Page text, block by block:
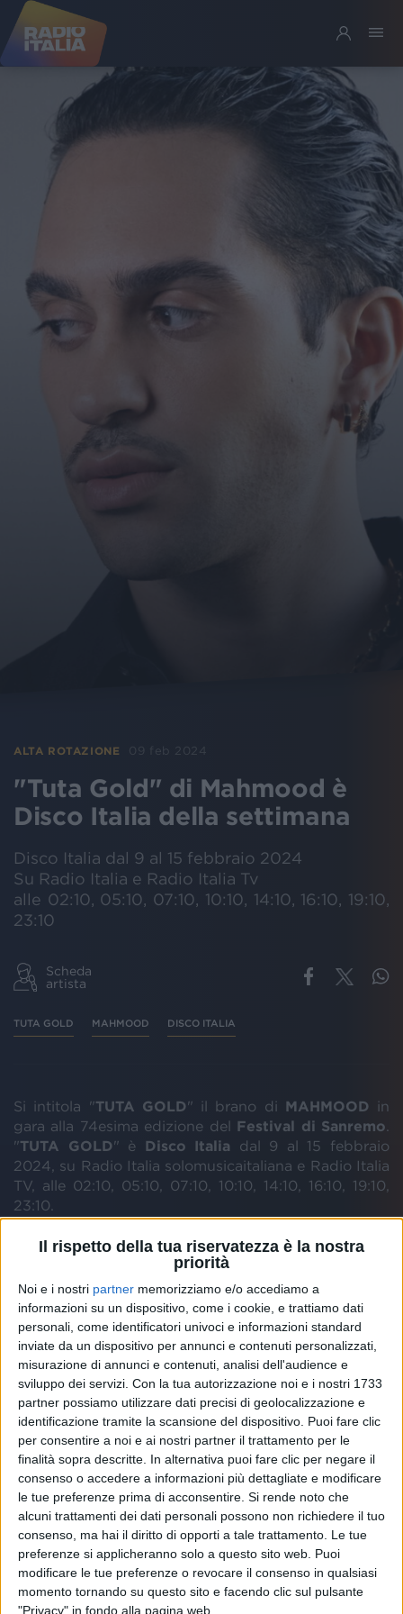
Il rispetto della tua riservatezza è la nostra
priorità
Noi e i nostri partner memorizziamo e/o accediamo a
informazioni su un dispositivo, come i cookie, e trattiamo dati
personali, come identificatori univoci e informazioni standard
inviate da un dispositivo per annunci e contenuti personalizzati,
misurazione di annunci e contenuti, analisi dell'audience e
sviluppo dei servizi. Con la tua autorizzazione noi e i nostri 1733
partner possiamo utilizzare dati precisi di geolocalizzazione e
identificazione tramite la scansione del dispositivo. Puoi fare clic
per consentire a noi e ai nostri partner il trattamento per le
finalità sopra descritte. In alternativa puoi fare clic per negare il
consenso o accedere a informazioni più dettagliate e modificare
le tue preferenze prima di acconsentire. Si rende noto che
alcuni trattamenti dei dati personali possono non richiedere il tuo
consenso, ma hai il diritto di opporti a tale trattamento. Le tue
preferenze si applicheranno solo a questo sito web. Puoi
modificare le tue preferenze o revocare il consenso in qualsiasi
momento tornando su questo sito e facendo clic sul pulsante
"Privacy" in fondo alla pagina web.
ALTA ROTAZIONE 09 feb 2024
"Tuta Gold" di Mahmood è
Disco Italia della settimana
Disco Italia dal 9 al 15 febbraio 2024
Su Radio Italia e Radio Italia Tv
alle 02:10, 05:10, 07:10, 10:10, 14:10, 16:10, 19:10,
23:10
Scheda
artista
TUTA GOLD MAHMOOD DISCO ITALIA
Si intitola "TUTA GOLD" il brano di MAHMOOD in
gara alla 74esima edizione del Festival di Sanremo
"TUTA GOLD" è Disco Italia dal 9 al 15 febbraio
2024, su Radio Italia solomusicaitaliana e Radio Italia
TV, alle 02:10, 05:10, 07:10, 10:10, 14:10, 16:10, 19:10,
23:10.
L’artista ha recentemente annunciato le prime date
SUMMER TOUR 2024, che lo vedrà protagonista
dei festival estivi italiani dal 19 luglio, non prima di
aver attraversato tutta Europa con il suoEUROPEAN
TOUR, in partenza il 4 aprile, che si chiuderà con due
date in Italia, al Fabrique di Milano, previste per il 17
(sold out) e 18 maggio.
Scritta e composta daMahmoode Jacopo Angelo
Ettorre - con la presenza alla composizione anche di
Francesco Catitti - e prodotta da Madfingerz e
Katoo, “TUTA GOLD” è il brano che ben rappresenta
il nucleo del nuovo album “NEI LETTI DEGLI ALTRI
in uscita il 16 febbraio. Sperimentale, dallo stile baile
funk e ritmo club, “TUTA GOLD” è un viaggio tra
presente e passato e si sviluppa attraverso i ricordi di
un ragazzo che, guardando la luna fuori da una
tenda a un rave, ripensa alla sua adolescenza vissuta
in periferia, alle vecchie amicizie e a come sia riuscito
a fortificarsi anche grazie alle esperienze dolorose
della vita.